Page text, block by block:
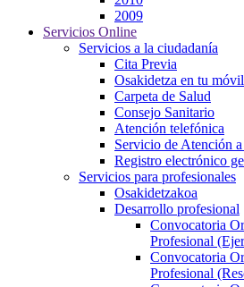
2009
Servicios Online
Servicios a la ciudadanía
Cita Previa
Osakidetza en tu móvil
Carpeta de Salud
Consejo Sanitario
Atención telefónica
Servicio de Atención
Registro electrónico
Servicios para profesionales
Osakidetzakoa
Desarrollo profesional
Convocatoria
Profesional
Convocatoria
Profesional